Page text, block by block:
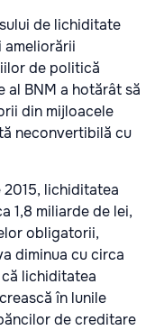
de lichiditate
ameliorării
de politică
al BNM a hotărât să
din mijloacele
neconvertibilă cu
2015, lichiditatea
1,8 miliarde de lei,
obligatorii,
diminua cu circa
că lichiditatea
în lunile
de creditare